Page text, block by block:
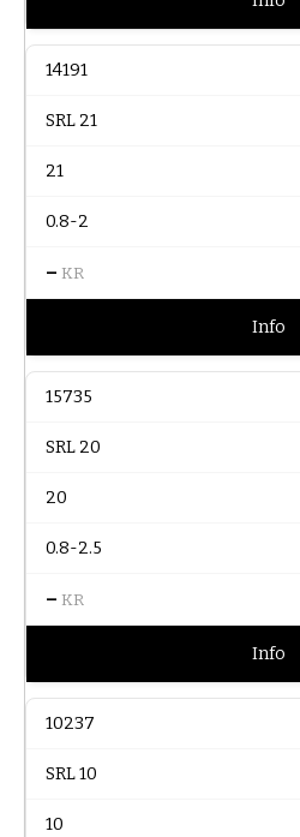
14191
SRL 21
21
0.8-2
– KR
Info
15735
SRL 20
20
0.8-2.5
– KR
Info
10237
SRL 10
10